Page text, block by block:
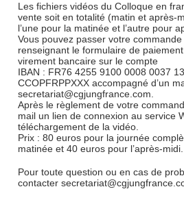
Les fichiers vidéos du Colloque en
vente soit en totalité (matin et après-
l’une pour la matinée et l’autre pour
Vous pouvez passer votre
renseignant le formulaire de
virement bancaire sur le compte
IBAN : FR76 4255 9100 0008 0037
CCOPFRPPXXX accompagné d’un
secretariat@cgjungfrance.com.
Après le règlement de votre
mail un lien de connexion au service
téléchargement de la vidéo.
Prix : 80 euros pour la journée
matinée et 40 euros pour l’après-midi.
Pour toute question ou en cas de
contacter